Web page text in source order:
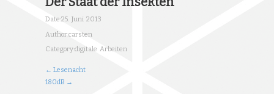
Date:25. Juni 2013
Author:carsten
Category:digitale Arbeiten
← Lesenacht
180dB →